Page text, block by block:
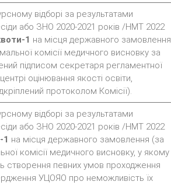
відборі за результатами
або ЗНО 2020-2021 років /НМТ 2022
1 на місця державного замовлення
комісії медичного висновку за
підписом секретаря регламентної
оцінювання якості освіти,
протоколом Комісії).
відборі за результатами
або ЗНО 2020-2021 років /НМТ 2022
1 на місця державного замовлення (за
комісії медичного висновку, у якому
створення певних умов проходження
УЦОЯО про неможливість їх